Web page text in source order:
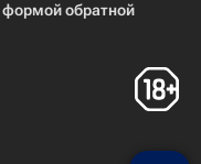
формой обратной